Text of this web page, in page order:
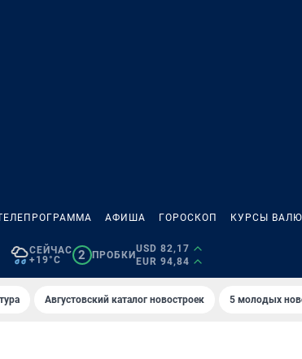
АФИША ГОРОСКОП КУРСЫ
СЕЙЧАС
+19°C
2 ПРОБКИ
USD 82,17
EUR 94,84
Августовский каталог новостроек 5 молодых